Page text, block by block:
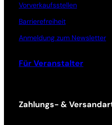
Vorverkaufsstellen
Barrierefreiheit
Anmeldung zum Newsletter
Für Veranstalter
Zahlungs- &